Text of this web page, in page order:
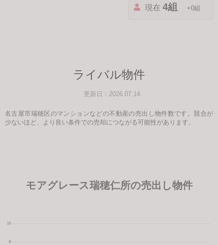
現在4組 +0組
ライバル物件
更新日：2026.07.14
名古屋市瑞穂区のマンションなどの不動産の売出し物件数です。競合が
少ないほど、より良い条件での売却につながる可能性があります。
モアグレース瑞穂仁所の売出し物件